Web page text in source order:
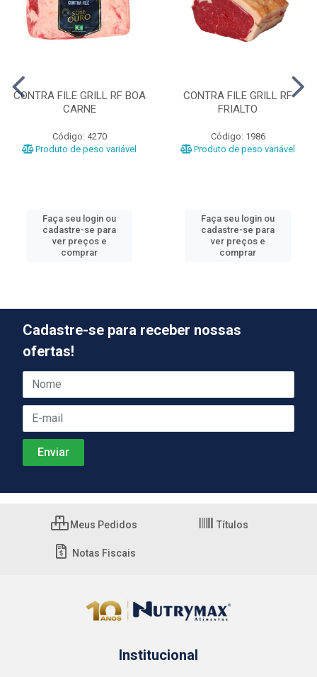
CONTRA FILE GRILL RF BOA
CARNE
Código: 4270
Produto de peso variável
Faça seu login ou
cadastre-se para
ver preços e
comprar
CONTRA FILE GRILL RF
FRIALTO
Código: 1986
Produto de peso variável
Faça seu login ou
cadastre-se para
ver preços e
comprar
Cadastre-se para receber nossas
ofertas!
Meus Pedidos Títulos
Notas Fiscais
Institucional